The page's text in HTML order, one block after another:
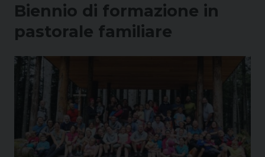
Biennio di formazione in
pastorale familiare